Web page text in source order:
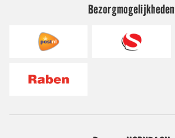
Bezorgmogelijkheden